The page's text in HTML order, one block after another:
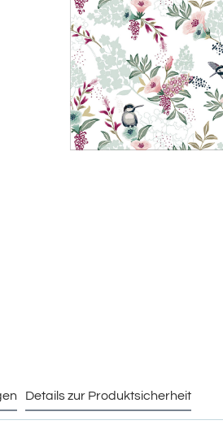
Details zur Produktsicherheit